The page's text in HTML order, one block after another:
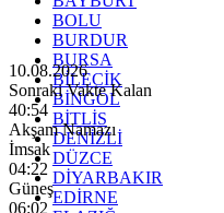
BOLU
BURDUR
BURSA
BİLECİK
BİNGÖL
BİTLİS
DENİZLİ
DÜZCE
DİYARBAKIR
EDİRNE
10.08.2026
Sonraki Vakte Kalan
40:52
Akşam Namazı
İmsak
04:22
Güneş
06:02